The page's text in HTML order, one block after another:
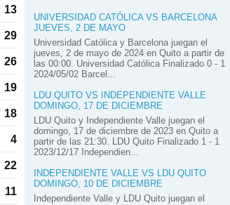
13
29
26
19
18
4
22
11
UNIVERSIDAD CATÓLICA VS BARCELONA
JUEVES, 2 DE MAYO
Universidad Católica y Barcelona juegan el
jueves, 2 de mayo de 2024 en Quito a partir de
las 00:00. Universidad Católica Finalizado 0 - 1
2024/05/02 Barcel...
LDU QUITO VS INDEPENDIENTE VALLE
DOMINGO, 17 DE DICIEMBRE
LDU Quito y Independiente Valle juegan el
domingo, 17 de diciembre de 2023 en Quito a
partir de las 21:30. LDU Quito Finalizado 1 - 1
2023/12/17 Independien...
INDEPENDIENTE VALLE VS LDU QUITO
DOMINGO, 10 DE DICIEMBRE
Independiente Valle y LDU Quito juegan el